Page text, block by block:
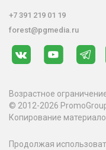
+7 391 219 01 19
forest@pgmedia.ru
Возрастное
© 2012-2026
Копирование
Продолжая